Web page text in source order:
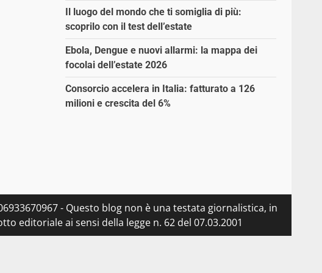
Il luogo del mondo che ti somiglia di più:
scoprilo con il test dell’estate
Ebola, Dengue e nuovi allarmi: la mappa dei
focolai dell’estate 2026
Consorcio accelera in Italia: fatturato a 126
milioni e crescita del 6%
- Questo blog non è una testata giornalistica, in
editoriale ai sensi della legge n. 62 del 07.03.2001